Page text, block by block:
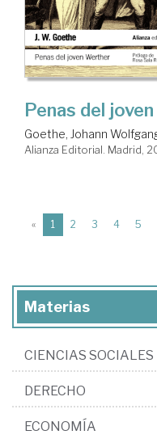
Penas del
Goethe, Johann
Alianza Editorial. Madrid,
« 1 (current)
2 3 4 5
Materias
CIENCIAS SOCIALES
DERECHO
ECONOMÍA